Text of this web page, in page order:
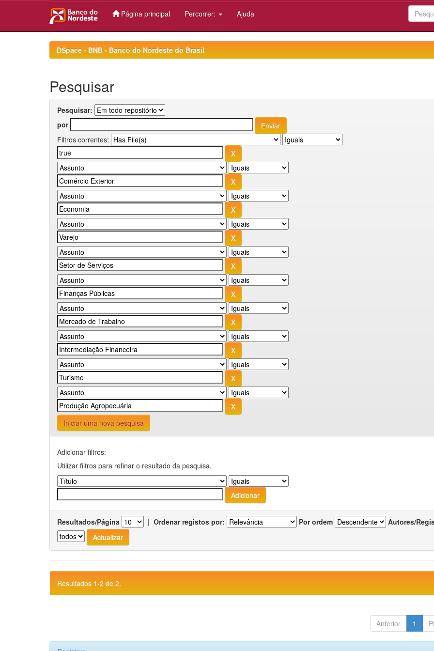
Página principal Percorrer: Ajuda
DSpace - BNB - Banco do Nordeste do Brasil
Pesquisar
Pesquisar:
por
Filtros correntes:
Iniciar uma nova pesquisa
Adicionar filtros:
Utilizar filtros para refinar o resultado da pesquisa.
Resultados/Página | Ordenar registos por: Por ordem Autores/
Resultados 1-2 de 2.
Anterior 1